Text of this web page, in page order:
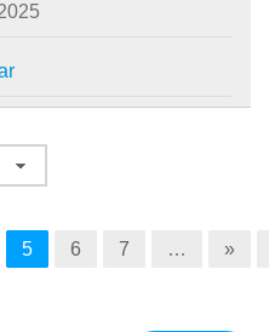
5 6 7 … »